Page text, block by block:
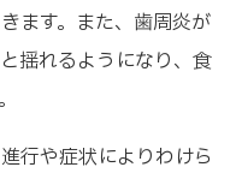
ます。また、歯周炎が
揺れるようになり、食
行や症状によりわけら